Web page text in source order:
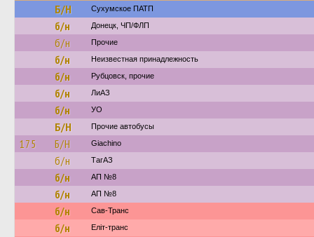
Б/Н Сухумское ПАТП
б/н Донецк, ЧП/ФЛП
б/н Прочие
б/н Неизвестная принадлежность
б/н Рубцовск, прочие
б/н ЛиАЗ
б/н УО
Б/Н Прочие автобусы
175 Б/Н Giachino
б/н ТагАЗ
б/н АП №8
б/н АП №8
б/н Сав-Транс
б/н Еліт-транс